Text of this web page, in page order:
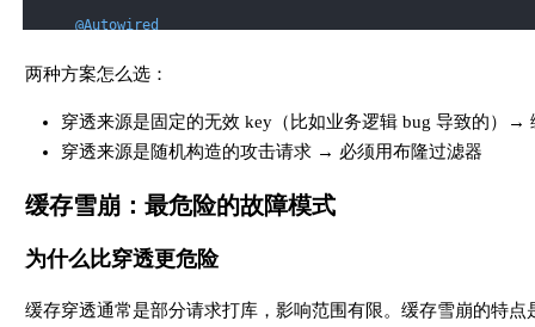
@Autowired
@Autowired
private UserMapper userMapper;
@PostConstruct
// 应用启动时，把数据库里所有合法的 userId 加载进布隆过滤
List<Long> allUserIds = userMapper.selectAllIds();
两种方案怎么选：
穿透来源是固定的无效 key（比如业务逻辑 bug 导致的）→
穿透来源是随机构造的攻击请求 → 必须用布隆过滤器
缓存雪崩：最危险的故障模式
为什么比穿透更危险
缓存穿透通常是部分请求打库，影响范围有限。缓存雪崩的特